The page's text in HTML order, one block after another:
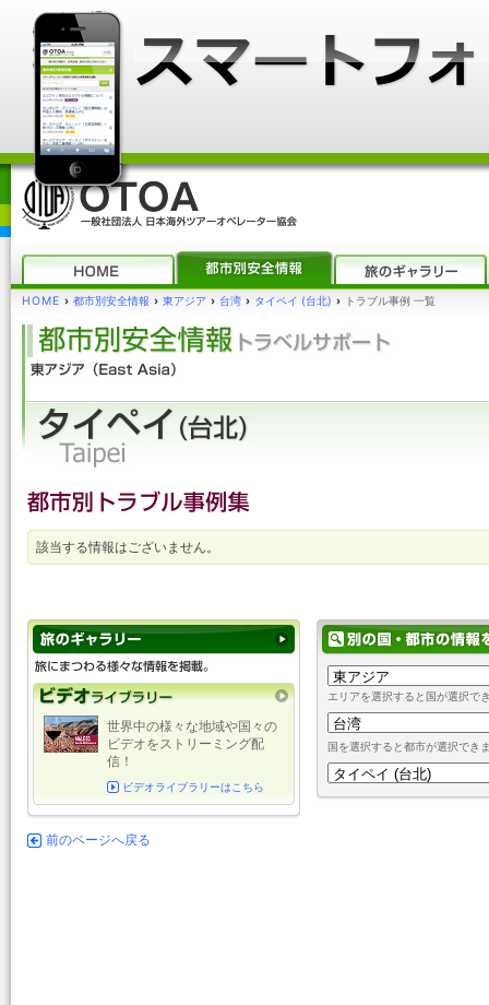
HOME › 都市別安全情報 › 東アジア › 台湾 › タイペイ (台北) › トラブル事例 一覧
該当する情報はございません。
エリアを選択すると国が選択で
国を選択すると都市が選択でき
世界中の様々な地域や国々の
ビデオをストリーミング配
信！
ビデオライブラリーはこちら
前のページへ戻る